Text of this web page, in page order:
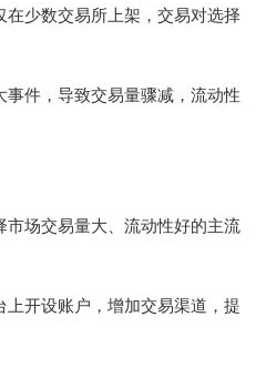
少数交易所上架，交易对选择
件，导致交易量骤减，流动性
场交易量大、流动性好的主流
开设账户，增加交易渠道，提